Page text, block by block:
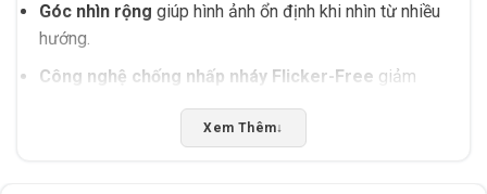
Góc nhìn rộng giúp hình ảnh ổn định khi nhìn từ nhiều
hướng.
Công nghệ chống nhấp nháy Flicker-Free giảm
hiện tượng mỏi mắt khi sử dụng lâu.
Low Blue Light lọc ánh sáng xanh
Xem Thêm↓